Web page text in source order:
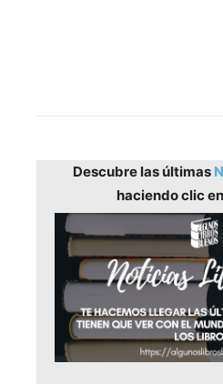
Descubre las últimas
haciendo clic